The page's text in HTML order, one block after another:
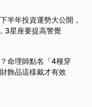
半年投資運勢大公開，
3星座要提高警覺
命理師點名「4種穿
飾品這樣戴才有效